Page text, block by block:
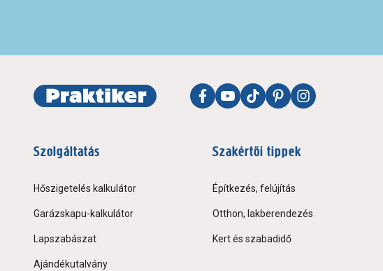
Szolgáltatás
Hőszigetelés kalkulátor
Garázskapu-kalkulátor
Lapszabászat
Ajándékutalvány
Szakértői tippek
Építkezés, felújítás
Otthon, lakberendezés
Kert és szabadidő